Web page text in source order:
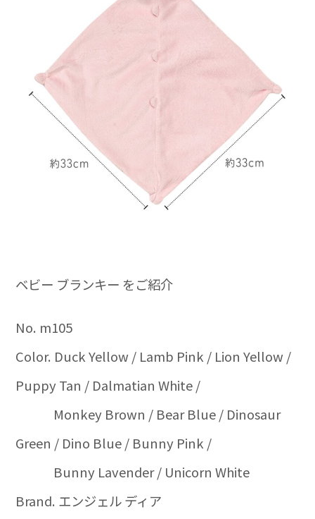
ベビー ブランキー をご紹介
No. m105
Color. Duck Yellow / Lamb Pink / Lion Yellow /
Puppy Tan / Dalmatian White /
Monkey Brown / Bear Blue / Dinosaur
Green / Dino Blue / Bunny Pink /
Bunny Lavender / Unicorn White
Brand. エンジェル ディア